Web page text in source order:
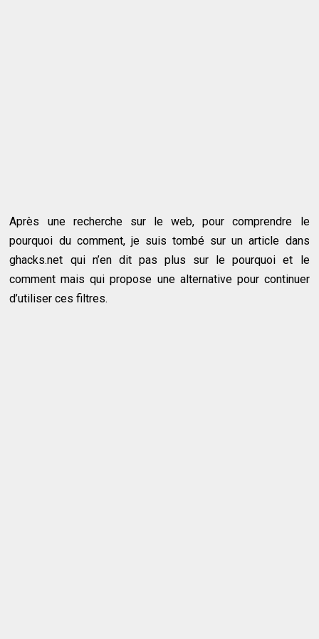
Après une recherche sur le web, pour comprendre le
pourquoi du comment, je suis tombé sur un article dans
ghacks.net qui n’en dit pas plus sur le pourquoi et le
comment mais qui propose une alternative pour continuer
d’utiliser ces filtres.